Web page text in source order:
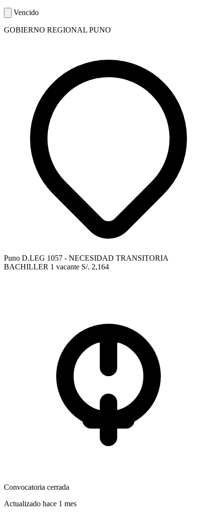
Vencido
GOBIERNO REGIONAL PUNO
Puno D.LEG 1057 - NECESIDAD TRANSITORIA
BACHILLER 1 vacante S/. 2,164
Convocatoria cerrada
Actualizado hace 1 mes